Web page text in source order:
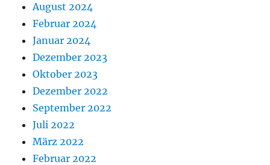
August 2024
Februar 2024
Januar 2024
Dezember 2023
Oktober 2023
Dezember 2022
September 2022
Juli 2022
März 2022
Februar 2022